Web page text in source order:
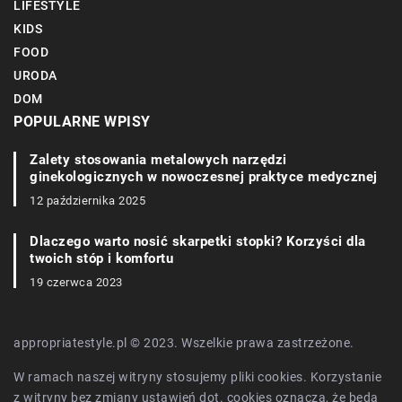
LIFESTYLE
KIDS
FOOD
URODA
DOM
POPULARNE WPISY
Zalety stosowania metalowych narzędzi
ginekologicznych w nowoczesnej praktyce medycznej
12 października 2025
Dlaczego warto nosić skarpetki stopki? Korzyści dla
twoich stóp i komfortu
19 czerwca 2023
appropriatestyle.pl © 2023. Wszelkie prawa zastrzeżone.
W ramach naszej witryny stosujemy pliki cookies. Korzystanie
z witryny bez zmiany ustawień dot. cookies oznacza, że będą